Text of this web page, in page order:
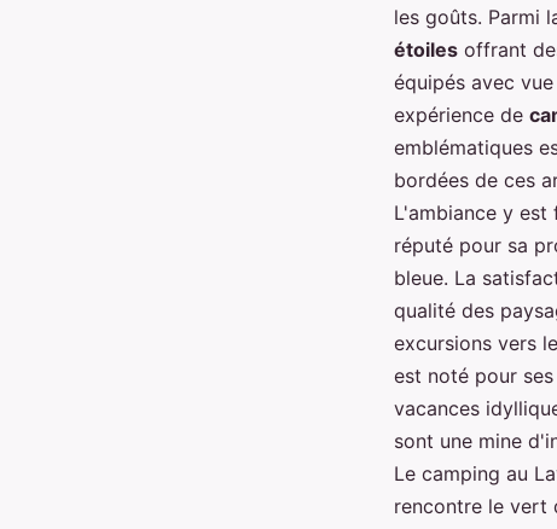
les goûts. Parmi
étoiles offrant
équipés avec
expérience de
emblématiques
bordées de ces
L'ambiance y est
réputé pour sa
bleue. La
qualité des
excursions vers
est noté pour
vacances
sont une mine
Le camping au
rencontre le vert